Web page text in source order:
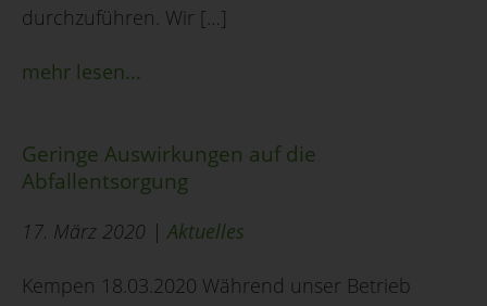
durchzuführen. Wir […]
mehr lesen...
Geringe Auswirkungen auf die
Abfallentsorgung
17. März 2020 |Aktuelles
Kempen 18.03.2020 Während unser Betrieb